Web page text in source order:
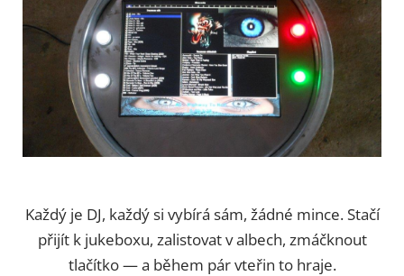
Každý je DJ, každý si vybírá sám, žádné mince. Stačí
přijít k jukeboxu, zalistovat v albech, zmáčknout
tlačítko — a během pár vteřin to hraje.